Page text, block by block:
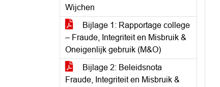
Wijchen
Bijlage 1: Rapportage college
– Fraude, Integriteit en Misbruik &
Oneigenlijk gebruik (M&O)
Bijlage 2: Beleidsnota
Fraude, Integriteit en Misbruik &